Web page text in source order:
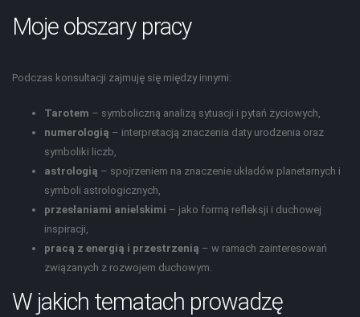
Moje obszary pracy
Podczas konsultacji zajmuję się między innymi:
Tarotem – symboliczną analizą sytuacji i pytań życiowych,
numerologią – interpretacją znaczenia daty urodzenia oraz
symboliki liczb,
astrologią – spojrzeniem na znaczenie układów planetarnych i
symboli astrologicznych,
przesłaniami anielskimi – jako formą refleksji i duchowej
inspiracji,
pracą z energią i przestrzenią – w ramach zainteresowań
związanych z rozwojem duchowym.
W jakich tematach prowadzę